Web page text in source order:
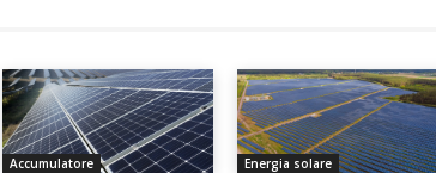
Accumulatore Energia solare